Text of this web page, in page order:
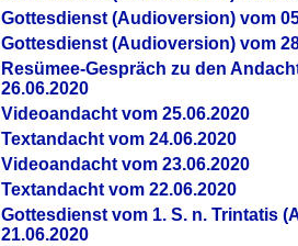
Gottesdienst (Audioversion) vom
Gottesdienst (Audioversion) vom
Re­sü­mee-Gespräch zu den
26.06.2020
Videoandacht vom 25.06.2020
Textandacht vom 24.06.2020
Videoandacht vom 23.06.2020
Textandacht vom 22.06.2020
Gottesdienst vom 1. S. n. Trintatis
21.06.2020